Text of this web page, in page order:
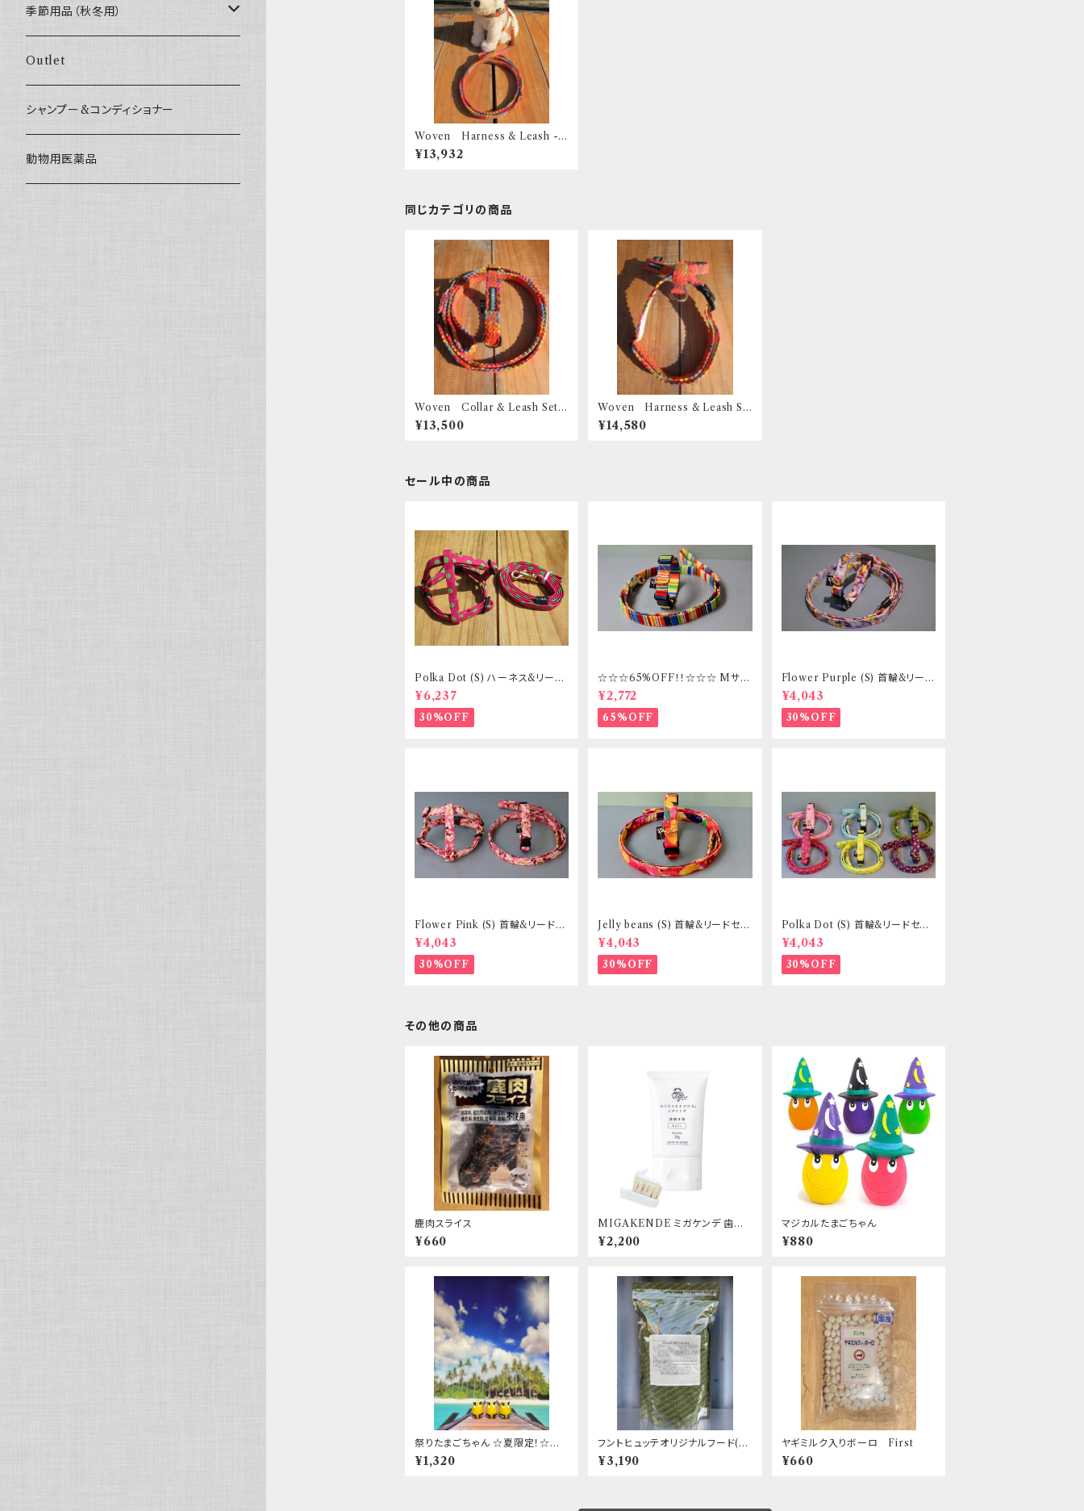
Woven Harness & Leash -
XS
¥13,932
同じカテゴリの商品
Woven Collar & Leash Set -
S
¥13,500
Woven Harness & Leash Se
t - S
¥14,580
セール中の商品
Polka Dot (S) ハーネス&リード
セット _ フントヒュッテオリジナル
¥6,237
30%OFF
☆☆☆65%OFF！！☆☆☆ Mサイ
ズ 首輪&リードセット _ フントヒュ
ッテオリジナル
¥2,772
65%OFF
Flower Purple (S) 首輪&リード
セット _ 小型犬・小柄な中型犬向
き _ フントヒュッテオリジナル
¥4,043
30%OFF
Flower Pink (S) 首輪&リードセ
ット _ 小型犬・小柄な中型犬向き
_ フントヒュッテオリジナル
¥4,043
30%OFF
Jelly beans (S) 首輪&リードセッ
ト _ 小型犬・小柄な中型犬向き _
フントヒュッテオリジナル
¥4,043
30%OFF
Polka Dot (S) 首輪&リードセッ
ト _ 小型犬・小柄な中型犬向き _
フントヒュッテオリジナル
¥4,043
30%OFF
その他の商品
鹿肉スライス
¥660
MIGAKENDE ミガケンデ 歯磨
き粉 for DOG 20g
¥2,200
マジカルたまごちゃん
¥880
祭りたまごちゃん ☆夏限定！☆日
本限定！☆数量限定！
¥1,320
フントヒュッテオリジナルフード(製
造協力:吉岡油糧)
¥3,190
ヤギミルク入りボーロ First
¥660
季節用品（秋冬用）
ヒーター
Outlet
シャンプー&コンディショナー
動物用医薬品